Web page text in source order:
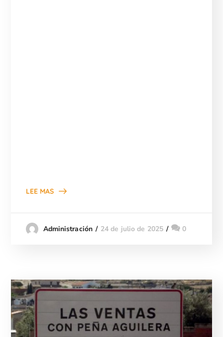
LEE MAS
Administración 24 de julio de 2025 0